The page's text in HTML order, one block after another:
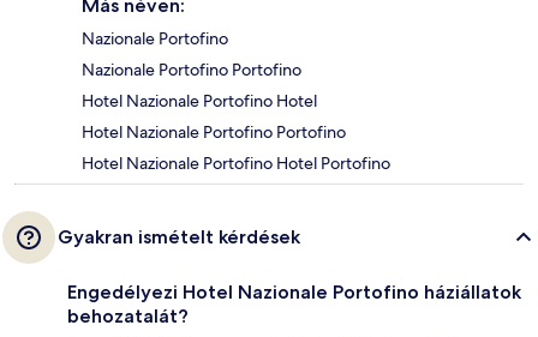
Más néven:
Nazionale Portofino
Nazionale Portofino Portofino
Hotel Nazionale Portofino Hotel
Hotel Nazionale Portofino Portofino
Hotel Nazionale Portofino Hotel Portofino
Gyakran ismételt kérdések
Engedélyezi Hotel Nazionale Portofino háziállatok
behozatalát?